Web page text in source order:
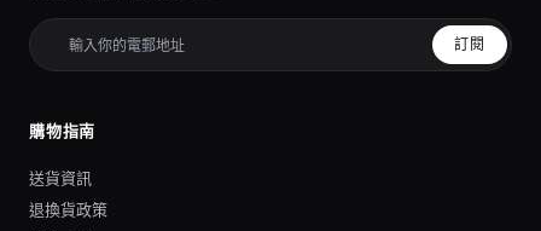
訂閱
購物指南
送貨資訊
退換貨政策